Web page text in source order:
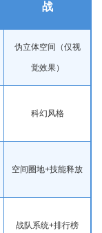
战
伪立体空间（仅视
觉效果）
科幻风格
空间圈地+技能释放
战队系统+排行榜